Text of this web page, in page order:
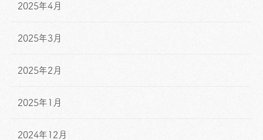
2025年4月
2025年3月
2025年2月
2025年1月
2024年12月